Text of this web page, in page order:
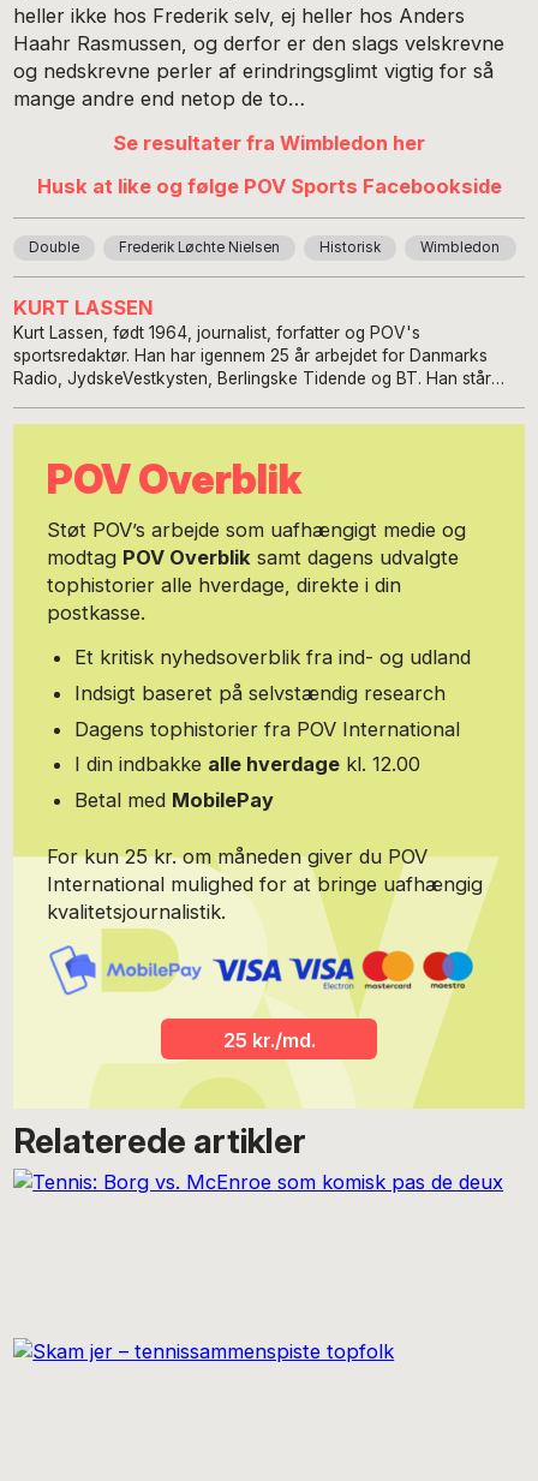
heller ikke hos Frederik selv, ej heller hos Anders
Haahr Rasmussen, og derfor er den slags velskrevne
og nedskrevne perler af erindringsglimt vigtig for så
mange andre end netop de to…
Se resultater fra Wimbledon her
Husk at like og følge POV Sports Facebookside
Double Frederik Løchte Nielsen Historisk Wimbledon
KURT LASSEN
Kurt Lassen, født 1964, journalist, forfatter og POV's
sportsredaktør. Han har igennem 25 år arbejdet for Danmarks
Radio, JydskeVestkysten, Berlingske Tidende og BT. Han står
Gravesen, Nicklas Bendtner, Anders Dahl-Nielsen, Thomas Evers
Olsen og Caroline Wozniacki.
POV Overblik
Støt POV’s arbejde som uafhængigt medie og
modtag POV Overbliksamt dagens udvalgte
tophistorier alle hverdage, direkte i din
postkasse.
Et kritisk nyhedsoverblik fra ind- og udland
Indsigt baseret på selvstændig research
Dagens tophistorier fra POV International
I din indbakke alle hverdage kl. 12.00
Betal med MobilePay
For kun 25 kr. om måneden giver du POV
International mulighed for at bringe uafhængig
kvalitetsjournalistik.
25 kr./md.
Relaterede artikler